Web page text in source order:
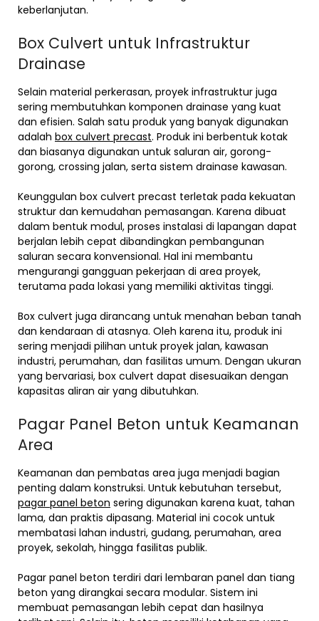
keberlanjutan.
Box Culvert untuk Infrastruktur
Drainase
Selain material perkerasan, proyek infrastruktur juga
sering membutuhkan komponen drainase yang kuat
dan efisien. Salah satu produk yang banyak digunakan
adalah box culvert precast. Produk ini berbentuk kotak
dan biasanya digunakan untuk saluran air, gorong-
gorong, crossing jalan, serta sistem drainase kawasan.
Keunggulan box culvert precast terletak pada kekuatan
struktur dan kemudahan pemasangan. Karena dibuat
dalam bentuk modul, proses instalasi di lapangan dapat
berjalan lebih cepat dibandingkan pembangunan
saluran secara konvensional. Hal ini membantu
mengurangi gangguan pekerjaan di area proyek,
terutama pada lokasi yang memiliki aktivitas tinggi.
Box culvert juga dirancang untuk menahan beban tanah
dan kendaraan di atasnya. Oleh karena itu, produk ini
sering menjadi pilihan untuk proyek jalan, kawasan
industri, perumahan, dan fasilitas umum. Dengan ukuran
yang bervariasi, box culvert dapat disesuaikan dengan
kapasitas aliran air yang dibutuhkan.
Pagar Panel Beton untuk Keamanan
Area
Keamanan dan pembatas area juga menjadi bagian
penting dalam konstruksi. Untuk kebutuhan tersebut,
pagar panel beton sering digunakan karena kuat, tahan
lama, dan praktis dipasang. Material ini cocok untuk
membatasi lahan industri, gudang, perumahan, area
proyek, sekolah, hingga fasilitas publik.
Pagar panel beton terdiri dari lembaran panel dan tiang
beton yang dirangkai secara modular. Sistem ini
membuat pemasangan lebih cepat dan hasilnya